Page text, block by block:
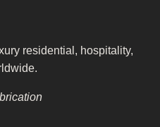
residential, hospitality,